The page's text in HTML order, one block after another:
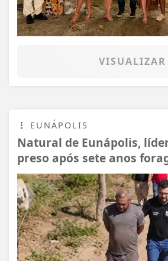
VISUALIZAR
EUNÁPOLIS
Natural de Eunápolis,
preso após sete anos